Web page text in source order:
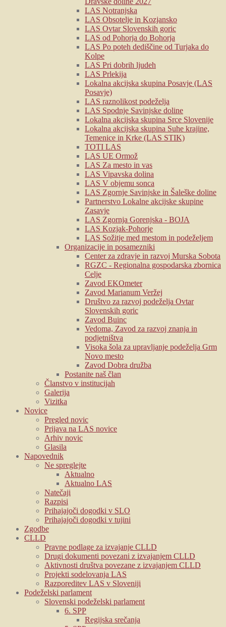
LAS Notranjska
LAS Obsotelje in Kozjansko
LAS Ovtar Slovenskih goric
LAS od Pohorja do Bohorja
LAS Po poteh dediščine od Turjaka do
Kolpe
LAS Pri dobrih ljudeh
LAS Prlekija
Lokalna akcijska skupina Posavje (LAS
Posavje)
LAS raznolikost podeželja
LAS Spodnje Savinjske doline
Lokalna akcijska skupina Srce Slovenije
Lokalna akcijska skupina Suhe krajine,
Temenice in Krke (LAS STIK)
TOTI LAS
LAS UE Ormož
LAS Za mesto in vas
LAS Vipavska dolina
LAS V objemu sonca
LAS Zgornje Savinjske in Šaleške doline
Partnerstvo Lokalne akcijske skupine
Zasavje
LAS Zgornja Gorenjska - BOJA
LAS Kozjak-Pohorje
LAS Sožitje med mestom in podeželjem
Organizacije in posamezniki
Center za zdravje in razvoj Murska Sobota
RGZC - Regionalna gospodarska zbornica
Celje
Zavod EKOmeter
Zavod Marianum Veržej
Društvo za razvoj podeželja Ovtar
Slovenskih goric
Zavod Buinc
Vedoma, Zavod za razvoj znanja in
podjetništva
Visoka šola za upravljanje podeželja Grm
Novo mesto
Zavod Dobra družba
Postanite naš član
Članstvo v institucijah
Galerija
Vizitka
Novice
Pregled novic
Prijava na LAS novice
Arhiv novic
Glasila
Napovednik
Ne spreglejte
Aktualno
Aktualno LAS
Natečaji
Razpisi
Prihajajoči dogodki v SLO
Prihajajoči dogodki v tujini
Zgodbe
CLLD
Pravne podlage za izvajanje CLLD
Drugi dokumenti povezani z izvajanjem CLLD
Aktivnosti društva povezane z izvajanjem CLLD
Projekti sodelovanja LAS
Razporeditev LAS v Sloveniji
Podeželski parlament
Slovenski podeželski parlament
6. SPP
Regijska srečanja